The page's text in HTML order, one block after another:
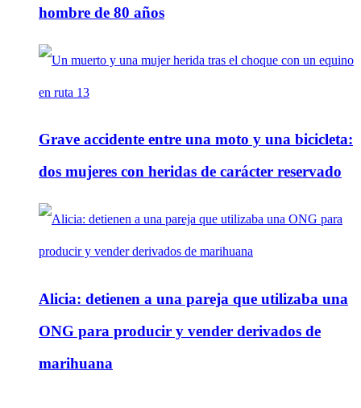
hombre de 80 años
Grave accidente entre una moto y una bicicleta:
dos mujeres con heridas de carácter reservado
Alicia: detienen a una pareja que utilizaba una
ONG para producir y vender derivados de
marihuana